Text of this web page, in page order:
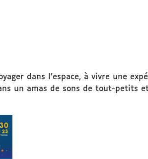
dans l’espace, à vivre une
un amas de sons de tout-petits